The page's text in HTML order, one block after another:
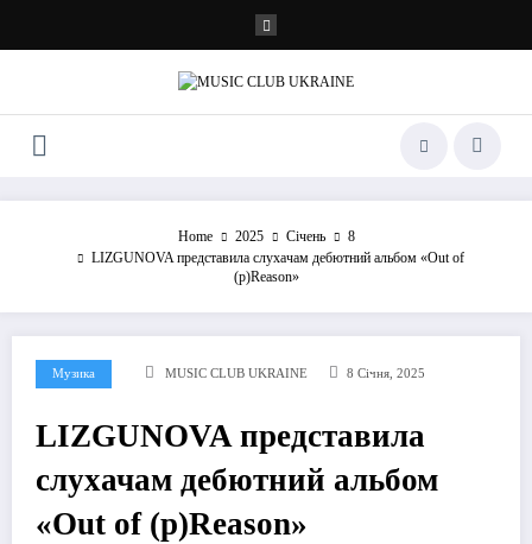
контенту
Home 2025 Січень
8
LIZGUNOVA представила слухачам дебютний альбом «Out of
(p)Reason»
Музика MUSIC CLUB UKRAINE 8 Січня, 2025
LIZGUNOVA представила
слухачам дебютний альбом
«Out of (p)Reason»